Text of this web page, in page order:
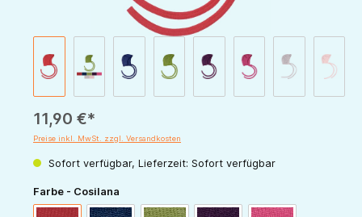
11,90 €*
Preise inkl. MwSt. zzgl. Versandkosten
Sofort verfügbar, Lieferzeit: Sofort verfügbar
Farbe - Cosilana